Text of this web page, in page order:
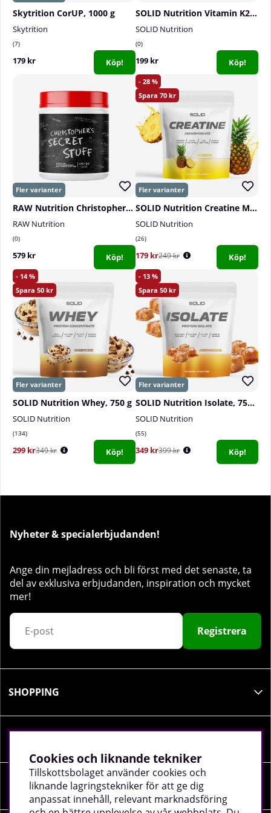
Skytrition CorUP, 1000 g
Skytrition
7
179 kr Köp!
SOLID Nutrition Vitamin K2+D3, 90 caps
SOLID Nutrition
0
199 kr Köp!
RAW Nutrition Christopher´s Secret Stuff, 40 serv.
RAW Nutrition
0
579 kr Köp!
28
70
SOLID Nutrition Creatine Monohydrate, 400 g
SOLID Nutrition
26
179 kr249 kr Köp!
14
50
SOLID Nutrition Whey, 750 g
SOLID Nutrition
134
299 kr349 kr Köp!
13
50
SOLID Nutrition Isolate, 750 g
SOLID Nutrition
55
349 kr399 kr Köp!
Nyheter & specialerbjudanden!
Ange din mejladress och bli först med det senaste, ta
del av exklusiva erbjudanden, inspiration och mycket
mer!
Registrera
SHOPPING
SOCIALA MEDIER
Cookies och liknande tekniker
Tillskottsbolaget använder cookies och
liknande lagringstekniker för att ge dig
anpassat innehåll, relevant marknadsföring